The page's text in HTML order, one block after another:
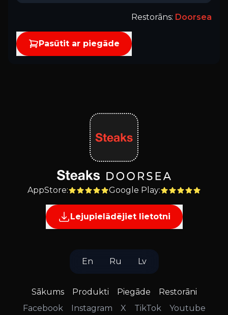
Restorāns: Doorsea
Pasūtit ar piegāde
AppStore: Google Play:
Lejupielādējiet lietotni
En Ru Lv
Sākums Produkti Piegāde
Restorāni
Facebook
Instagram X TikTok Youtube